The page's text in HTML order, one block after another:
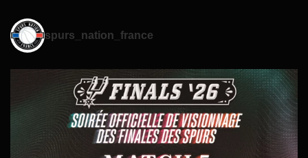
spurs_nation_france